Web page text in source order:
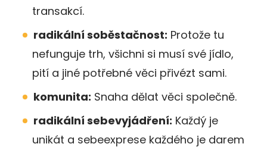
transakcí.
radikální soběstačnost: Protože tu
nefunguje trh, všichni si musí své jídlo,
pití a jiné potřebné věci přivézt sami.
komunita: Snaha dělat věci společně.
radikální sebevyjádření: Každý je
unikát a sebeexprese každého je darem